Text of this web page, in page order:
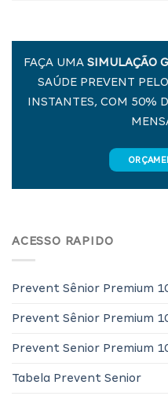
FAÇA UMA SIMULAÇÃO
SAÚDE PREVENT
INSTANTES, COM 50%
ACESSO RAPIDO
Prevent Sênior Premium
Prevent Sênior Premium
Prevent Senior Premium
Tabela Prevent Senior